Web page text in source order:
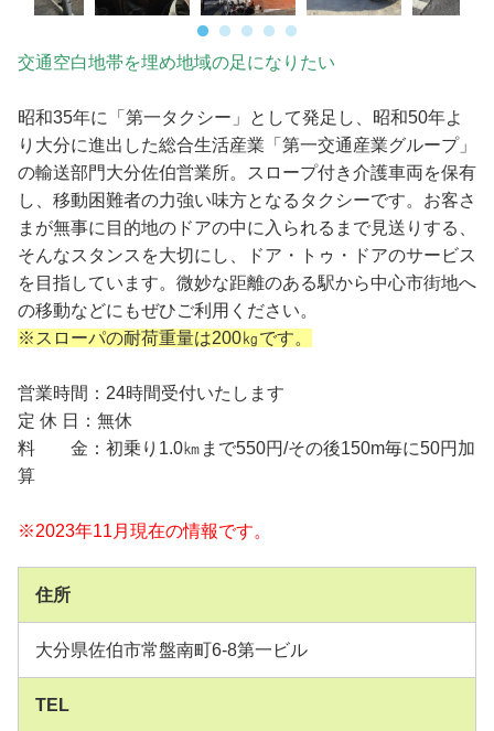
交通空白地帯を埋め地域の足になりたい
昭和35年に「第一タクシー」として発足し、昭和50年よ
り大分に進出した総合生活産業「第一交通産業グループ」
の輸送部門大分佐伯営業所。スロープ付き介護車両を保有
し、移動困難者の力強い味方となるタクシーです。お客さ
まが無事に目的地のドアの中に入られるまで見送りする、
そんなスタンスを大切にし、ドア・トゥ・ドアのサービス
を目指しています。微妙な距離のある駅から中心市街地へ
の移動などにもぜひご利用ください。
※スローパの耐荷重量は200㎏です。
営業時間：24時間受付いたします
定 休 日：無休
料 金：初乗り1.0㎞まで550円/その後150m毎に50円加
算
※2023年11月現在の情報です。
住所
大分県佐伯市常盤南町6-8第一ビル
TEL